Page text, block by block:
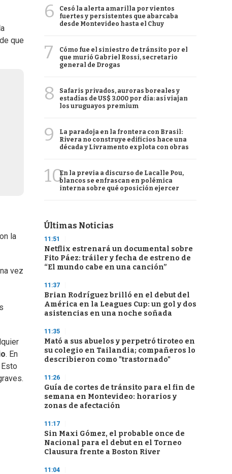
que
la
vez
. En
6
Cesó la alerta amarilla por vientos
fuertes y persistentes que abarcaba
desde Montevideo hasta el Chuy
7
Cómo fue el siniestro de tránsito por el
que murió Gabriel Rossi, secretario
general de Drogas
8
Safaris privados, auroras boreales y
estadías de US$ 3.000 por día: así viajan
los uruguayos premium
9
La paradoja en la frontera con Brasil:
Rivera no construye edificios hace una
década y Livramento explota con obras
10En la previa a discurso de Lacalle Pou,
blancos se enfrascan en polémica
interna sobre qué oposición ejercer
Últimas Noticias
11:51
Netflix estrenará un documental sobre
Fito Páez: tráiler y fecha de estreno de
“El mundo cabe en una canción”
11:37
Brian Rodríguez brilló en el debut del
América en la Leagues Cup: un gol y dos
asistencias en una noche soñada
11:35
Mató a sus abuelos y perpetró tiroteo en
su colegio en Tailandia; compañeros lo
describieron como "trastornado"
11:26
Guía de cortes de tránsito para el fin de
semana en Montevideo: horarios y
zonas de afectación
11:17
Sin Maxi Gómez, el probable once de
Nacional para el debut en el Torneo
Clausura frente a Boston River
11:04